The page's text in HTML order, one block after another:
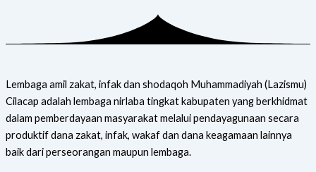
Lembaga amil zakat, infak dan shodaqoh Muhammadiyah (Lazismu)
Cilacap adalah lembaga nirlaba tingkat kabupaten yang berkhidmat
dalam pemberdayaan masyarakat melalui pendayagunaan secara
produktif dana zakat, infak, wakaf dan dana keagamaan lainnya
baik dari perseorangan maupun lembaga.